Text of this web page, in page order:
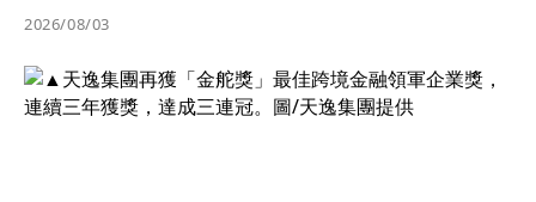
2026/08/03